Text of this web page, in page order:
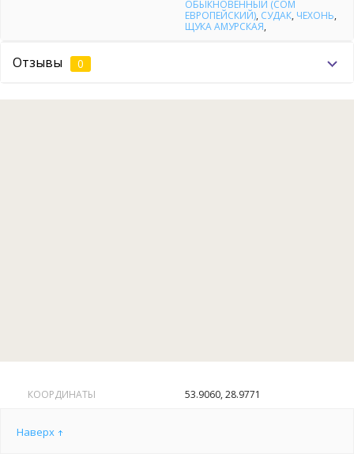
Помощь в рыбалке.
ОБЫКНОВЕННЫЙ (СОМ
ЕВРОПЕЙСКИЙ), СУДАК, ЧЕХОНЬ,
ЩУКА АМУРСКАЯ,
Отзывы 0
КООРДИНАТЫ 53.9060, 28.9771
Наверх